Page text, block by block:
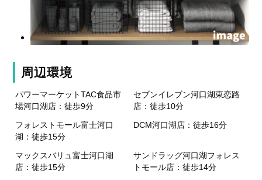
周辺環境
パワーマーケットTAC食品市
場河口湖店：徒歩9分
セブンイレブン河口湖東恋路
店：徒歩10分
フォレストモール富士河口
湖：徒歩15分
DCM河口湖店：徒歩16分
マックスバリュ富士河口湖
店：徒歩15分
サンドラッグ河口湖フォレス
トモール店：徒歩14分